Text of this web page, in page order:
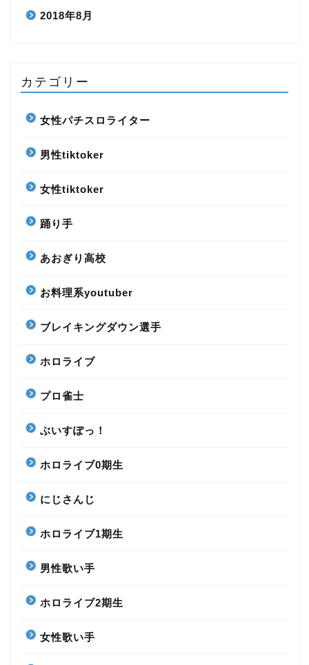
2018年8月
カテゴリー
女性パチスロライター
男性tiktoker
女性tiktoker
踊り手
あおぎり高校
お料理系youtuber
ブレイキングダウン選手
ホロライブ
プロ雀士
ぶいすぽっ！
ホロライブ0期生
にじさんじ
ホロライブ1期生
男性歌い手
ホロライブ2期生
女性歌い手